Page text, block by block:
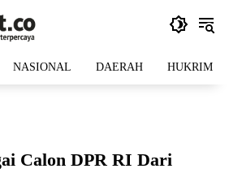
NASIONAL DAERAH HUKRIM
Calon DPR RI Dari